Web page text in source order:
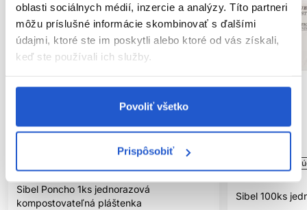
oblasti sociálnych médií, inzercie a analýzy. Títo partneri
môžu príslušné informácie skombinovať s ďalšími
údajmi, ktoré ste im poskytli alebo ktoré od vás získali,
keď ste používali ich služby.
Povoliť všetko
Prispôsobiť
Sibel Poncho 1ks jednorazová
kompostovateľná pláštenka
Oficiálna
Sibel 100ks